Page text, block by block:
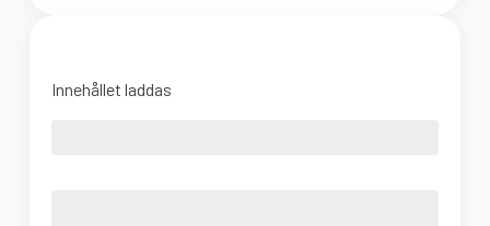
Innehållet laddas